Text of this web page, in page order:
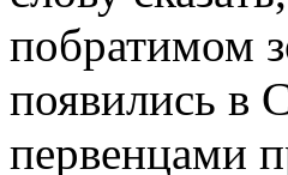
побратимом
появились в
первенцами